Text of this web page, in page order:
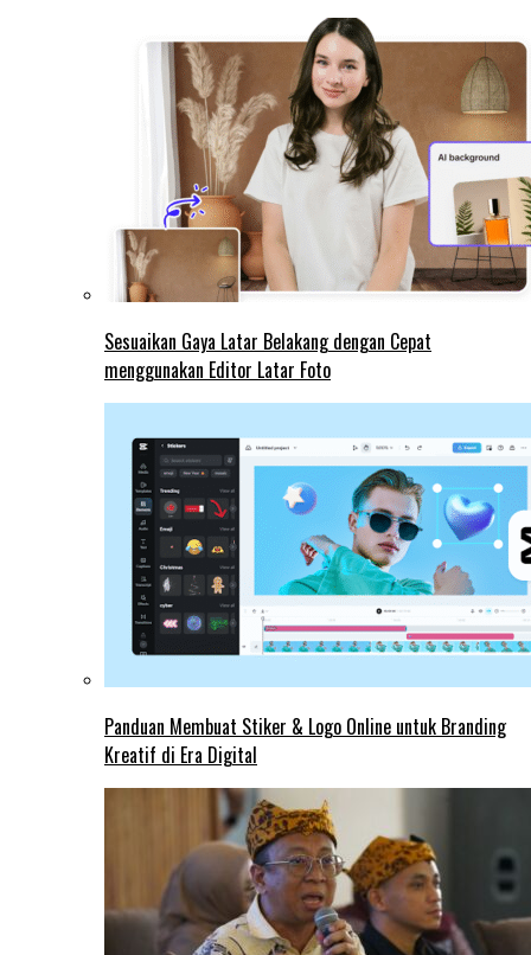
Sesuaikan Gaya Latar Belakang dengan Cepat
menggunakan Editor Latar Foto
Panduan Membuat Stiker & Logo Online untuk Branding
Kreatif di Era Digital